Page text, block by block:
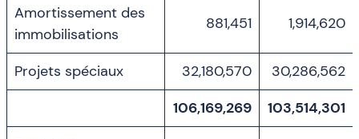
Amortissement des
immobilisations
881,451 1,914,620
Projets spéciaux 32,180,570
30,286,562
106,169,269
103,514,301